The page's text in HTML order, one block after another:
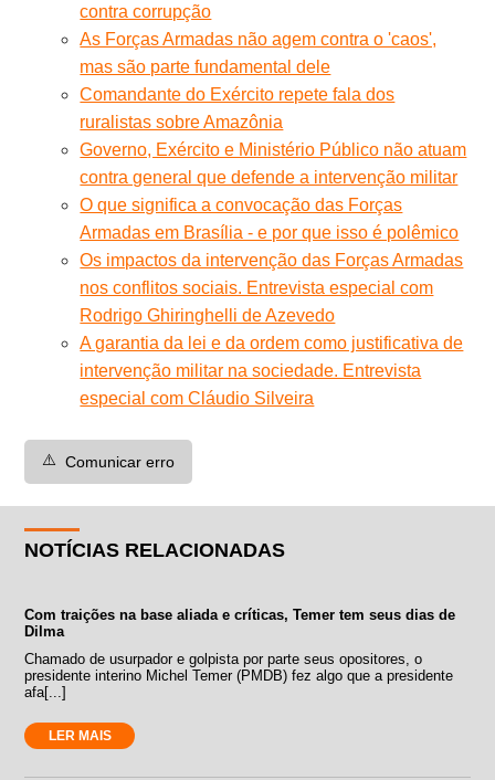
contra corrupção
As Forças Armadas não agem contra o 'caos',
mas são parte fundamental dele
Comandante do Exército repete fala dos
ruralistas sobre Amazônia
Governo, Exército e Ministério Público não atuam
contra general que defende a intervenção militar
O que significa a convocação das Forças
Armadas em Brasília - e por que isso é polêmico
Os impactos da intervenção das Forças Armadas
nos conflitos sociais. Entrevista especial com
Rodrigo Ghiringhelli de Azevedo
A garantia da lei e da ordem como justificativa de
intervenção militar na sociedade. Entrevista
especial com Cláudio Silveira
⚠️ Comunicar erro
NOTÍCIAS RELACIONADAS
Com traições na base aliada e críticas, Temer tem seus dias de
Dilma
Chamado de usurpador e golpista por parte seus opositores, o
presidente interino Michel Temer (PMDB) fez algo que a presidente
afa[...]
LER MAIS